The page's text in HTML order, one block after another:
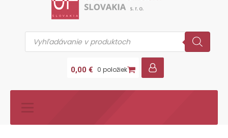
Products
search
0,00 € 0 položiek